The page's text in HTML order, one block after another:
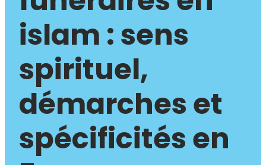
islam : sens
spirituel,
démarches et
spécificités en